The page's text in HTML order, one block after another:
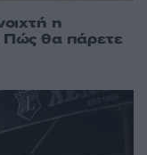
η
θα πάρετε